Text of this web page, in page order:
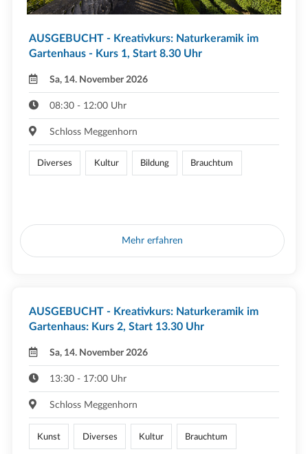
AUSGEBUCHT - Kreativkurs: Naturkeramik im
Gartenhaus - Kurs 1, Start 8.30 Uhr
Sa, 14. November 2026
08:30 - 12:00 Uhr
Schloss Meggenhorn
Diverses Kultur Bildung Brauchtum
Mehr erfahren
AUSGEBUCHT - Kreativkurs: Naturkeramik im
Gartenhaus: Kurs 2, Start 13.30 Uhr
Sa, 14. November 2026
13:30 - 17:00 Uhr
Schloss Meggenhorn
Kunst Diverses Kultur Brauchtum